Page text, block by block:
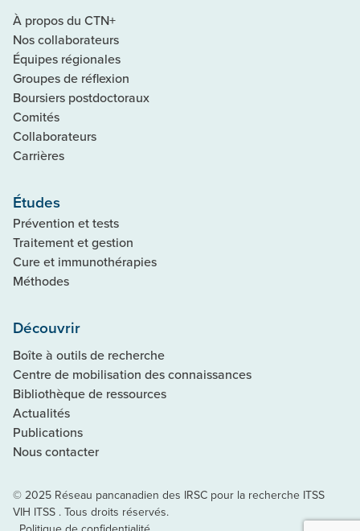
À propos du CTN+
Nos collaborateurs
Équipes régionales
Groupes de réflexion
Boursiers postdoctoraux
Comités
Collaborateurs
Carrières
Études
Prévention et tests
Traitement et gestion
Cure et immunothérapies
Méthodes
Découvrir
Boîte à outils de recherche
Centre de mobilisation des connaissances
Bibliothèque de ressources
Actualités
Publications
Nous contacter
© 2025 Réseau pancanadien des IRSC pour la recherche ITSS
VIH ITSS . Tous droits réservés.